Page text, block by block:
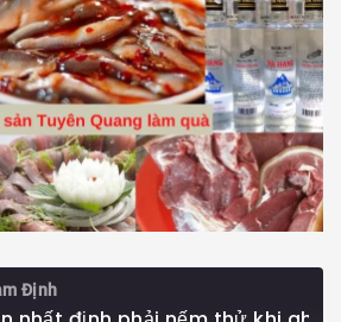
Định